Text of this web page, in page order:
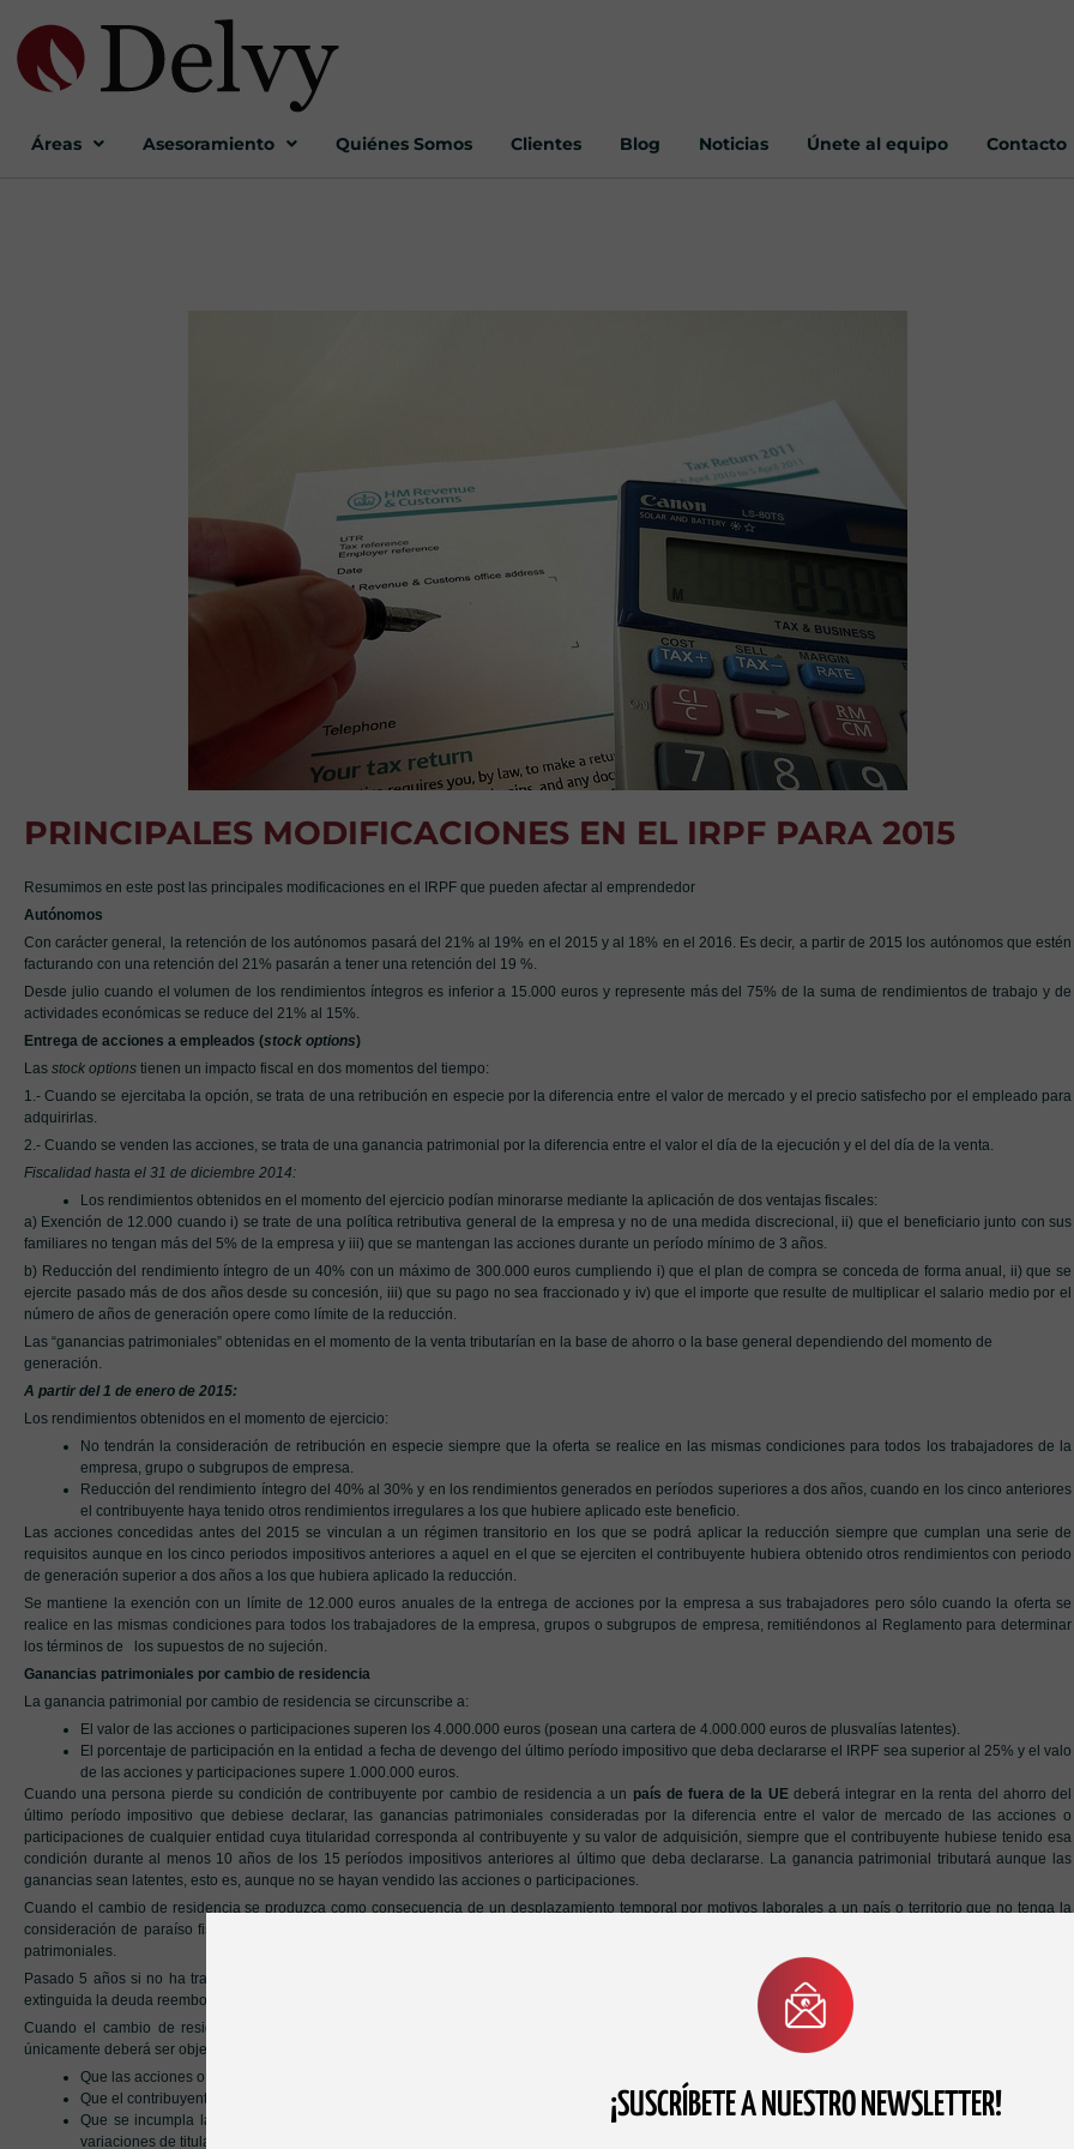
Áreas Asesoramiento Quiénes Somos Clientes Blog Noticias Únete al equipo Contacto
PRINCIPALES MODIFICACIONES EN EL IRPF PARA 2015
Resumimos en este post las principales modificaciones en el IRPF que pueden afectar al emprendedor
Autónomos
Con carácter general, la retención de los autónomos pasará del 21% al 19% en el 2015 y al 18% en el 2016. Es decir, a partir de 2015 los autónomos que estén
facturando con una retención del 21% pasarán a tener una retención del 19 %.
Desde julio cuando el volumen de los rendimientos íntegros es inferior a 15.000 euros y represente más del 75% de la suma de rendimientos de trabajo y de
actividades económicas se reduce del 21% al 15%.
Entrega de acciones a empleados (stock options)
Las stock options tienen un impacto fiscal en dos momentos del tiempo:
1.- Cuando se ejercitaba la opción, se trata de una retribución en especie por la diferencia entre el valor de mercado y el precio satisfecho por el empleado para
adquirirlas.
2.- Cuando se venden las acciones, se trata de una ganancia patrimonial por la diferencia entre el valor el día de la ejecución y el del día de la venta.
Fiscalidad hasta el 31 de diciembre 2014:
Los rendimientos obtenidos en el momento del ejercicio podían minorarse mediante la aplicación de dos ventajas fiscales:
a) Exención de 12.000 cuando i) se trate de una política retributiva general de la empresa y no de una medida discrecional, ii) que el beneficiario junto con sus
familiares no tengan más del 5% de la empresa y iii) que se mantengan las acciones durante un período mínimo de 3 años.
b) Reducción del rendimiento íntegro de un 40% con un máximo de 300.000 euros cumpliendo i) que el plan de compra se conceda de forma anual, ii) que se
ejercite pasado más de dos años desde su concesión, iii) que su pago no sea fraccionado y iv) que el importe que resulte de multiplicar el salario medio por el
número de años de generación opere como límite de la reducción.
Las “ganancias patrimoniales” obtenidas en el momento de la venta tributarían en la base de ahorro o la base general dependiendo del momento de
generación.
A partir del 1 de enero de 2015:
Los rendimientos obtenidos en el momento de ejercicio:
No tendrán la consideración de retribución en especie siempre que la oferta se realice en las mismas condiciones para todos los trabajadores de la
empresa, grupo o subgrupos de empresa.
Reducción del rendimiento íntegro del 40% al 30% y en los rendimientos generados en períodos superiores a dos años, cuando en los cinco anteriores
el contribuyente haya tenido otros rendimientos irregulares a los que hubiere aplicado este beneficio.
Las acciones concedidas antes del 2015 se vinculan a un régimen transitorio en los que se podrá aplicar la reducción siempre que cumplan una serie de
requisitos aunque en los cinco periodos impositivos anteriores a aquel en el que se ejerciten el contribuyente hubiera obtenido otros rendimientos con periodo
de generación superior a dos años a los que hubiera aplicado la reducción.
Se mantiene la exención con un límite de 12.000 euros anuales de la entrega de acciones por la empresa a sus trabajadores pero sólo cuando la oferta se
realice en las mismas condiciones para todos los trabajadores de la empresa, grupos o subgrupos de empresa, remitiéndonos al Reglamento para determinar
los términos de los supuestos de no sujeción.
Ganancias patrimoniales por cambio de residencia
La ganancia patrimonial por cambio de residencia se circunscribe a:
El valor de las acciones o participaciones superen los 4.000.000 euros (posean una cartera de 4.000.000 euros de plusvalías latentes).
El porcentaje de participación en la entidad a fecha de devengo del último período impositivo que deba declararse el IRPF sea superior al 25% y el valo
de las acciones y participaciones supere 1.000.000 euros.
Cuando una persona pierde su condición de contribuyente por cambio de residencia a un país de fuera de la UEdeberá integrar en la renta del ahorro del
último período impositivo que debiese declarar, las ganancias patrimoniales consideradas por la diferencia entre el valor de mercado de las acciones o
participaciones de cualquier entidad cuya titularidad corresponda al contribuyente y su valor de adquisición, siempre que el contribuyente hubiese tenido esa
condición durante al menos 10 años de los 15 períodos impositivos anteriores al último que deba declararse. La ganancia patrimonial tributará aunque las
ganancias sean latentes, esto es, aunque no se hayan vendido las acciones o participaciones.
Cuando el cambio de residencia se produzca como consecuencia de un desplazamiento temporal por motivos laborales a un país o territorio que no tenga la
consideración de paraíso fiscal, previa solicitud del contribuyente, se podrá aplazar por la Administración Tributaria el pago de la deuda de estas ganancias
patrimoniales.
Pasado 5 años si no ha trasmitido las acciones o participaciones y vuelve a España, adquiriendo la condición de contribuyente de IRPF de nuevo, quedará
extinguida la deuda reembolsando la deuda y los intereses. Si no vuelve a España estará obligado a tributar.
Cuando el cambio de residencia se produce a
otro estado miembro de la Unión Europa o del Espacio Económico Europeo
únicamente deberá ser objeto de autoliquidación en España cuando en el plazo de diez ejercicios siguientes concurra alguna de las siguientes circunstancias:
Que las acciones o participaciones se transmitan intervivos.
Que el contribuyente pierda la condición de residente en la UE o Espacio Económico Europeo.
Que se incumpla la obligación de comunicación de la ganancia patrimonial puesta de manifiesto, del estado de la nueva residencia fiscal o de las
variaciones de titularidad de las participaciones o acciones.
¡SUSCRÍBETE A NUESTRO NEWSLETTER!